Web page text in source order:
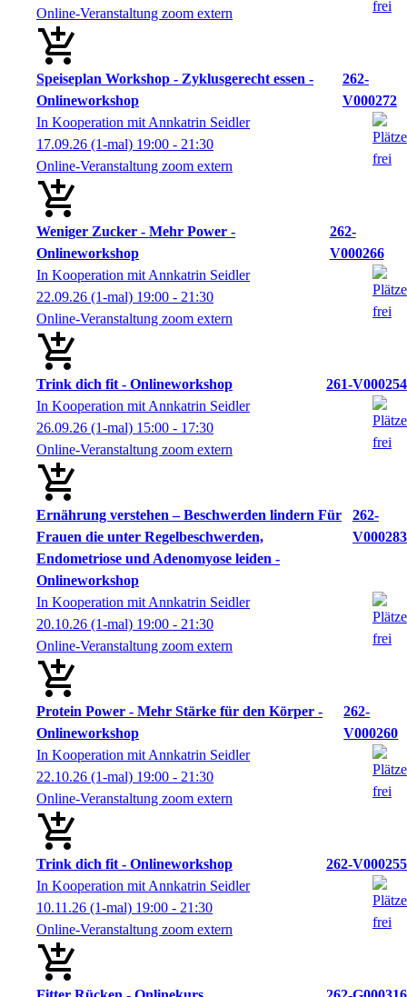
Online-Veranstaltung zoom extern
Speiseplan Workshop - Zyklusgerecht essen -
Onlineworkshop
262-
V000272
In Kooperation mit Annkatrin Seidler
17.09.26 (1-mal) 19:00 - 21:30
Online-Veranstaltung zoom extern
Weniger Zucker - Mehr Power -
Onlineworkshop
262-
V000266
In Kooperation mit Annkatrin Seidler
22.09.26 (1-mal) 19:00 - 21:30
Online-Veranstaltung zoom extern
Trink dich fit - Onlineworkshop
261-V000254
In Kooperation mit Annkatrin Seidler
26.09.26 (1-mal) 15:00 - 17:30
Online-Veranstaltung zoom extern
Ernährung verstehen – Beschwerden lindern Für
Frauen die unter Regelbeschwerden,
Endometriose und Adenomyose leiden -
Onlineworkshop
262-
V000283
In Kooperation mit Annkatrin Seidler
20.10.26 (1-mal) 19:00 - 21:30
Online-Veranstaltung zoom extern
Protein Power - Mehr Stärke für den Körper -
Onlineworkshop
262-
V000260
In Kooperation mit Annkatrin Seidler
22.10.26 (1-mal) 19:00 - 21:30
Online-Veranstaltung zoom extern
Trink dich fit - Onlineworkshop
262-V000255
In Kooperation mit Annkatrin Seidler
10.11.26 (1-mal) 19:00 - 21:30
Online-Veranstaltung zoom extern